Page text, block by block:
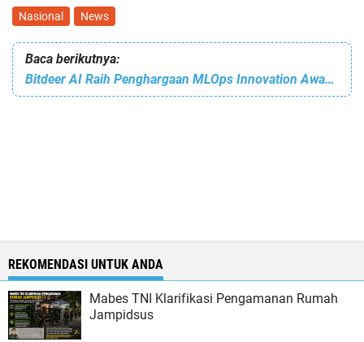
Nasional News
Baca berikutnya:
Bitdeer AI Raih Penghargaan MLOps Innovation Award 2025 dari AI Breakthrough
REKOMENDASI UNTUK ANDA
Mabes TNI Klarifikasi Pengamanan Rumah
Jampidsus